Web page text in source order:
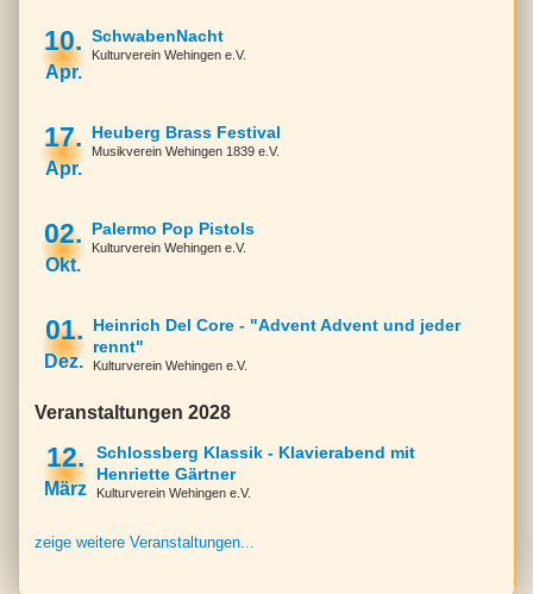
10.
Apr.
SchwabenNacht
Kulturverein Wehingen e.V.
17.
Apr.
Heuberg Brass Festival
Musikverein Wehingen 1839 e.V.
02.
Okt.
Palermo Pop Pistols
Kulturverein Wehingen e.V.
01.
Dez.
Heinrich Del Core - "Advent Advent und jeder
rennt"
Kulturverein Wehingen e.V.
Veranstaltungen 2028
12.
März
Schlossberg Klassik - Klavierabend mit
Henriette Gärtner
Kulturverein Wehingen e.V.
zeige weitere Veranstaltungen...